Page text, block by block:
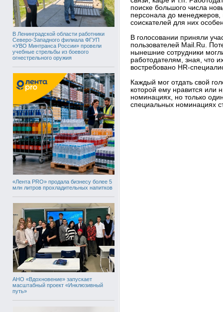
В Ленинградской области работники
Северо-Западного филиала ФГУП
«УВО Минтранса России» провели
учебные стрельбы из боевого
огнестрельного оружия
«Лента PRO» продала бизнесу более 5
млн литров прохладительных напитков
АНО «Вдохновение» запускает
масштабный проект «Инклюзивный
путь»
поиске большого числа
персонала до менеджеров,
соискателей для них
В голосовании приняли
пользователей Mail.Ru.
нынешние сотрудники
работодателям, зная, что
востребовано HR-
Каждый мог отдать свой
которой ему нравится или
номинациях, но только
специальных номинациях